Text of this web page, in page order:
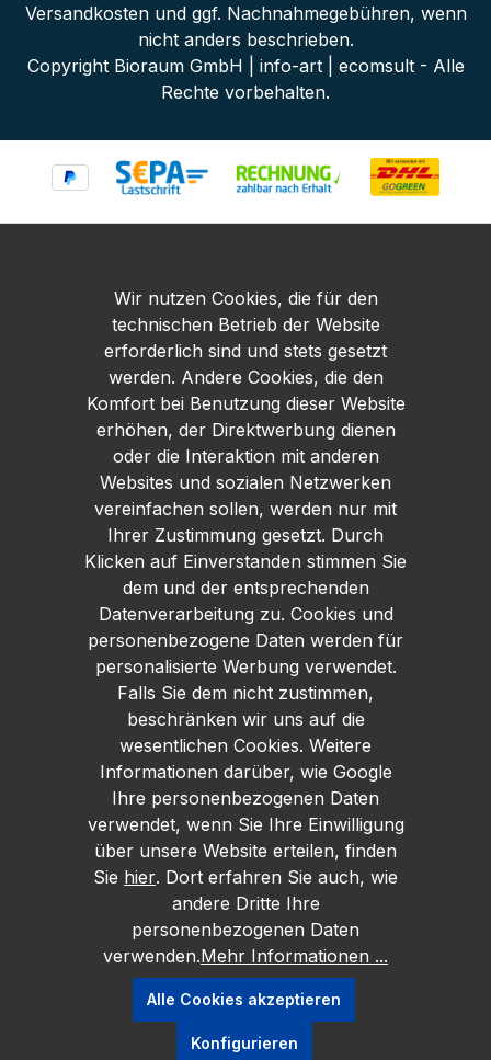
Versandkostenund ggf. Nachnahmegebühren, wenn
nicht anders beschrieben.
Copyright Bioraum GmbH | info-art | ecomsult - Alle
Rechte vorbehalten.
Wir nutzen Cookies, die für den
technischen Betrieb der Website
erforderlich sind und stets gesetzt
werden. Andere Cookies, die den
Komfort bei Benutzung dieser Website
erhöhen, der Direktwerbung dienen
oder die Interaktion mit anderen
Websites und sozialen Netzwerken
vereinfachen sollen, werden nur mit
Ihrer Zustimmung gesetzt. Durch
Klicken auf Einverstanden stimmen Sie
dem und der entsprechenden
Datenverarbeitung zu. Cookies und
personenbezogene Daten werden für
personalisierte Werbung verwendet.
Falls Sie dem nicht zustimmen,
beschränken wir uns auf die
wesentlichen Cookies. Weitere
Informationen darüber, wie Google
Ihre personenbezogenen Daten
verwendet, wenn Sie Ihre Einwilligung
über unsere Website erteilen, finden
Sie hier. Dort erfahren Sie auch, wie
andere Dritte Ihre
personenbezogenen Daten
verwenden.Mehr Informationen ...
Konfigurieren
Alle Cookies akzeptieren